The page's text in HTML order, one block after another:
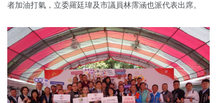
者加油打氣，立委羅廷瑋及市議員林霈涵也派代表出席。